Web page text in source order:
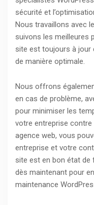
sécurité et
Nous travaillons avec
suivons les meilleures
site est toujours à
de manière optimale.
Nous offrons
en cas de problème,
pour minimiser les
votre entreprise contre
agence web, vous
entreprise et votre
site est en bon état
dès maintenant pour
maintenance